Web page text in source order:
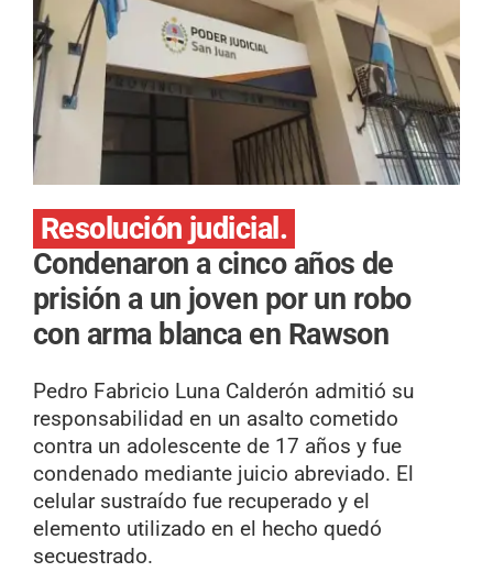
Resolución judicial.
Condenaron a cinco años de
prisión a un joven por un robo
con arma blanca en Rawson
Pedro Fabricio Luna Calderón admitió su
responsabilidad en un asalto cometido
contra un adolescente de 17 años y fue
condenado mediante juicio abreviado. El
celular sustraído fue recuperado y el
elemento utilizado en el hecho quedó
secuestrado.